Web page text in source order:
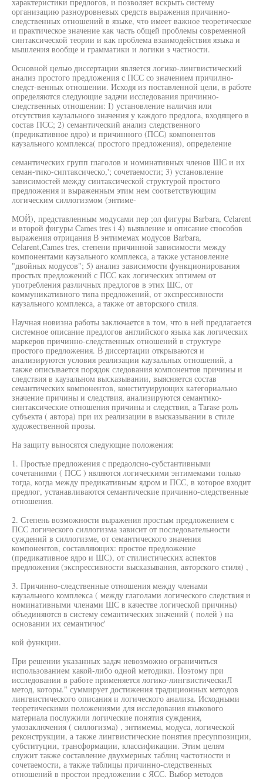
организацию разноуровневых средств выражения причинно-
следственных отношений в языке, что имеет важное теоретическое
и практическое значение как часть общей проблемы современной
синтаксической теории и как проблема взаимодействия языка и
мышления вообще и грамматики и логики з частности.
Основной целью диссертации является логико-лингвистический
анализ простого предложения с ПСС со значением причилно-
следст-венных отношении. Исходя из поставленной цели, в работе
определяются следующие задачи исследования причинно-
следственных отношении: I) установление наличия или
отсутствия каузального значения у каждого предлога, входящего в
состав ПСС; 2) семантический анализ следственного
(предикативное ядро) и причинного (ПСС) компонентов
каузального комплекса( простого предложения), определение
семантических групп глаголов и номинативных членов ШС и их
семан-тико-сиптаксическо,'; сочетаемости; 3) установление
зависимостей между синтаксической структурой простого
предложения и выраженным этим нем соответствующим
логическим силлогизмом (энтиме-
МОЙ), представленным модусами пер ;ол фигуры Barbara, Celarent
и второй фигуры Cames tres i 4) выявление и описание способов
выражения отрицания В энтимемах модусов Barbara,
Celarent,Cames tres, степени причинной зависимости между
компонентами каузального комплекса, а также установление
"двойных модусов"; 5) анализ зависимости функционирования
простых предложений с ПСС как логических эптимем от
употребления различных предлогов в этих ШС, от
коммуникативного типа предложений, от экспрессивности
каузального комплекса, а также от авторского стиля.
Научная новизна работы заключается в том, что в ней предлагается
системное описание предлогов английского языка как логических
маркеров причинно-следственных отношений в структуре
простого предложения. В диссертации открываются и
анализируются условия реализации каузальных отношений, а
также описывается порядок следования компонентов причины и
следствия в каузальном высказывании, выясняется состав
семантических компонентов, конституирующих категориально
значение причины и следствия, анализируются семантико-
синтаксические отношения причины и следствия, a Tarase роль
субъекта ( автора) при их реализации в высказывании в стиле
художественной прозы.
На защиту выносятся следующие положения:
1. Простые предложения с предаолсно-субстантивными
сочетаниями ( ПСС ) являются логическими энтимемами только
тогда, когда между предикативным ядром и ПСС, в которое входит
предлог, устанавливаются семантические причинно-следственные
отношения.
2. Степень возможности выражения простым предложением с
ПСС логического силлогизма зависит от последовательности
суждений в силлогизме, от семантического значения
компонентов, составляющих: простое предложение
(предикативное ядро и ШС), от стилистических аспектов
предложения (экспрессивности высказывания, авторского стиля) ,
3. Причинно-следственные отношения между членами
каузального комплекса ( между глаголами логического следствия и
номинативными членами ШС в качестве логической причины)
объединяются в систему семантических значений ( полей ) на
основании их семантичос'
кой функции.
При решении указанных задач невозможно ограничиться
использованием какой-либо одной методики. Поэтому при
исследовании в работе применяется логико-лингвистическиЛ
метод, которы." суммирует достижения традиционных методов
лингвистического описания и логического анализа. Исходными
теоретическими положениями для исследования языкового
материала послужили логические понятия суждения,
умозаключения ( силлогизма) , энтимемы, модуса, логической
реконструкции, а также лингвистические понятия пресуппозиции,
субституции, трансформации, классификации. Этим целям
служит также составление двухмерных таблиц частотности и
сочетаемости, а также таблицы причинно-следственных
отношений в простои предложении с ЯСС. Выбор методов